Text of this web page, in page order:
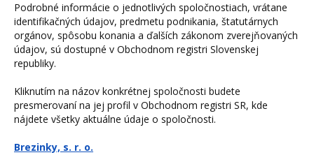
Podrobné informácie o jednotlivých spoločnostiach, vrátane
identifikačných údajov, predmetu podnikania, štatutárnych
orgánov, spôsobu konania a ďalších zákonom zverejňovaných
údajov, sú dostupné v Obchodnom registri Slovenskej
republiky.
Kliknutím na názov konkrétnej spoločnosti budete
presmerovaní na jej profil v Obchodnom registri SR, kde
nájdete všetky aktuálne údaje o spoločnosti.
Brezinky, s. r. o.